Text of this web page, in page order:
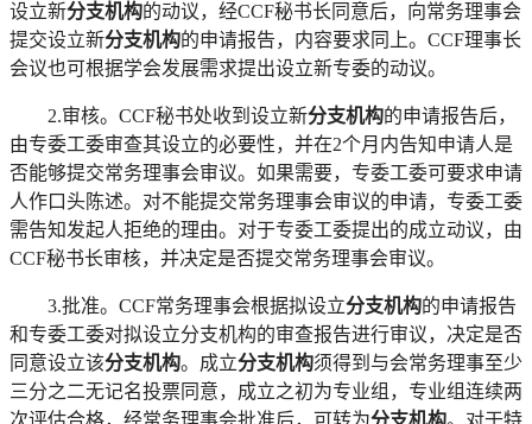
设立新分支机构的动议，经CCF秘书长同意后，向常务理事会
提交设立新分支机构的申请报告，内容要求同上。 CCF理事长
会议也可根据学会发展需求提出设立新专委的动议。
2.审核。CCF秘书处收到设立新分支机构的申请报告后，
由专委工委审查其设立的必要性，并在2个月内告知申请人是
否能够提交常务理事会审议。如果需要，专委工委可要求申请
人作口头陈述。对不能提交常务理事会审议的申请，专委工委
需告知发起人拒绝的理由。对于专委工委提出的成立动议，由
CCF秘书长审核，并决定是否提交常务理事会审议。
3.批准。CCF常务理事会根据拟设立分支机构的申请报告
和专委工委对拟设立分支机构的审查报告进行审议，决定是否
同意设立该分支机构。成立分支机构须得到与会常务理事至少
三分之二无记名投票同意，成立之初为专业组，专业组连续两